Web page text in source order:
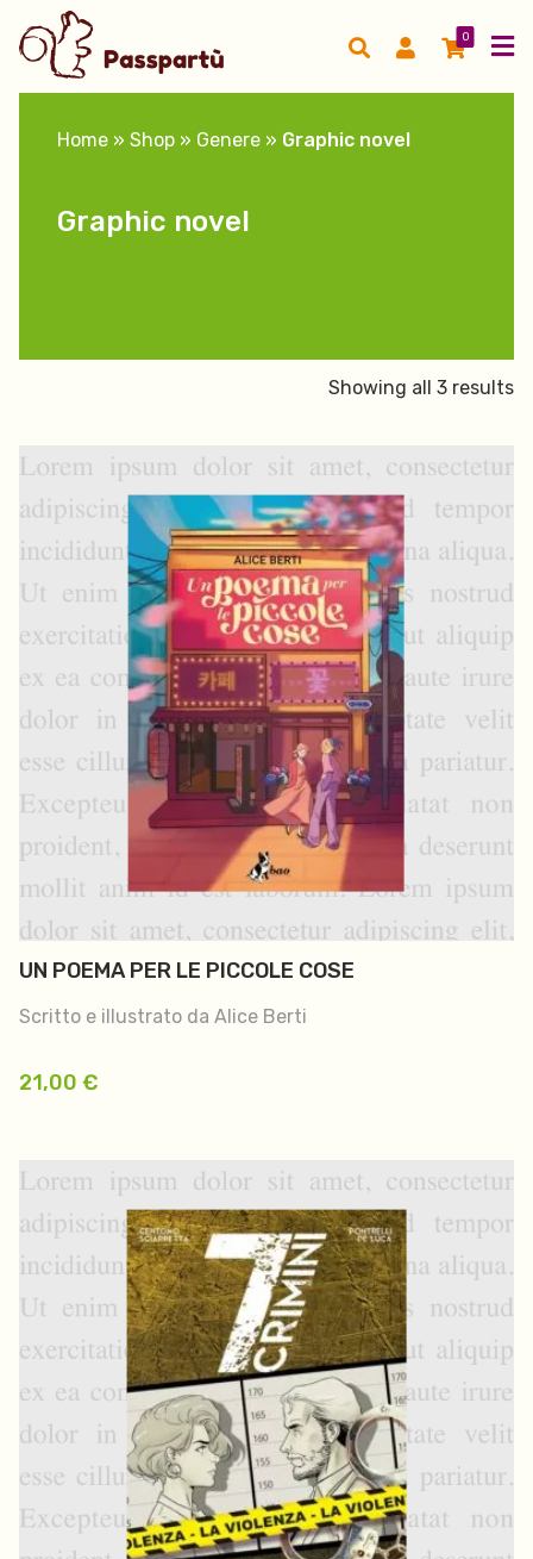
0
Home » Shop » Genere » Graphic novel
Graphic novel
Showing all 3 results
UN POEMA PER LE PICCOLE COSE
Scritto e illustrato da Alice Berti
21,00 €